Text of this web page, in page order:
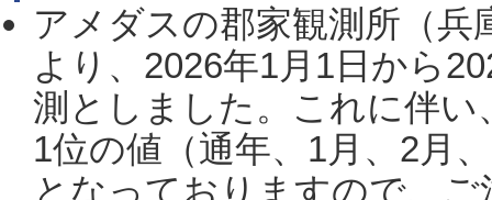
アメダスの郡家観測所（
より、2026年1月1日から
測としました。これに伴い
1位の値（通年、1月、2月
となっておりますので、